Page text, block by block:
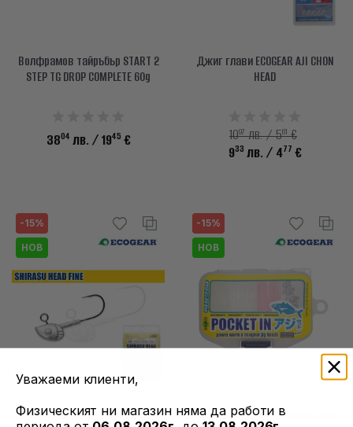
Волфрамов тайръбър START 2
STEP TG DROP COMPLETE 60g
3804 лв. / 1945 €
Джиг глави ECOGEAR AJI CHON
HEAD
1097лв. / 561€
933 лв. / 477 €
-15%
НОВ
Джиг глави ECOGEAR SHIRASU
-15%
НОВ
Дневен комплект силикони и
Уважаеми клиенти,
Физическият ни магазин няма да работи в